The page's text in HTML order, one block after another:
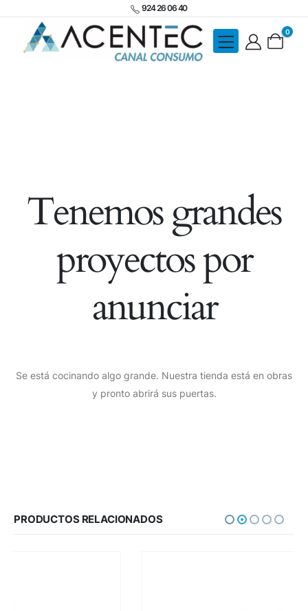
924 26 06 40
0
Tenemos grandes
proyectos por
anunciar
Se está cocinando algo grande. Nuestra tienda está en obras
y pronto abrirá sus puertas.
PRODUCTOS RELACIONADOS